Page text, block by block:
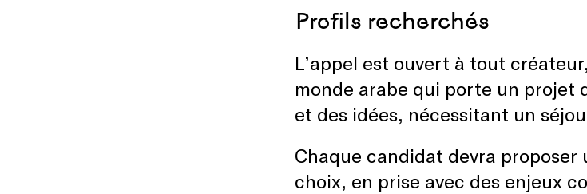
Profils recherchés
L’appel est ouvert à tout
monde arabe qui porte un projet
et des idées, nécessitant un
Chaque candidat devra
choix, en prise avec des enjeux